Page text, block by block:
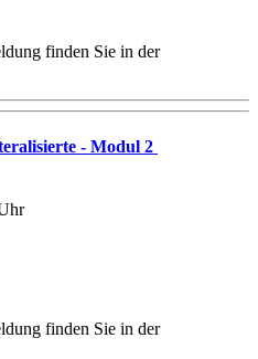
finden Sie in der
- Modul 2
finden Sie in der